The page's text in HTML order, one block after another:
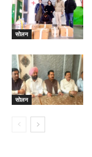
सोलन
सोलन